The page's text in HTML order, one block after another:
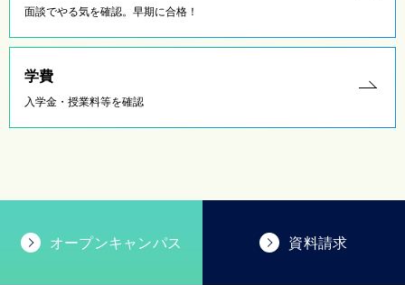
面談でやる気を確認。早期に合格！
学費
入学金・授業料等を確認
オープンキャンパス 資料請求